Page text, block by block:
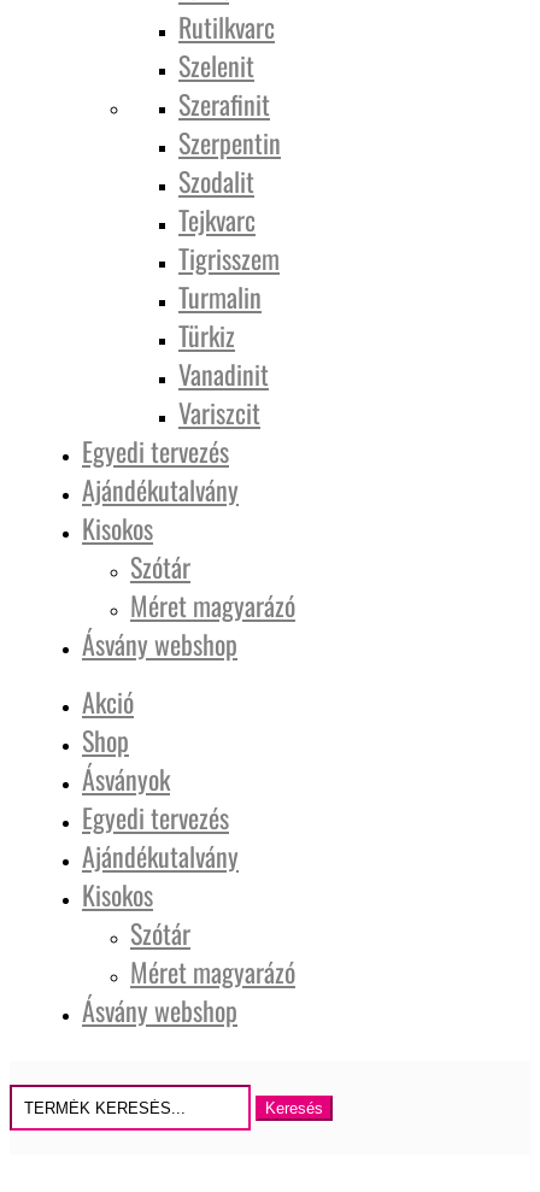
Rutilkvarc
Szelenit
Szerafinit
Szerpentin
Szodalit
Tejkvarc
Tigrisszem
Turmalin
Türkiz
Vanadinit
Variszcit
Egyedi tervezés
Ajándékutalvány
Kisokos
Szótár
Méret magyarázó
Ásvány webshop
Akció
Shop
Ásványok
Egyedi tervezés
Ajándékutalvány
Kisokos
Szótár
Méret magyarázó
Ásvány webshop
Keresés
erre: